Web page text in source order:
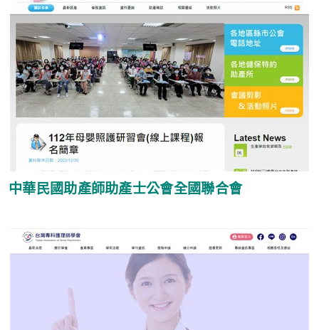
中華民國助產師助產士公會全國聯合會